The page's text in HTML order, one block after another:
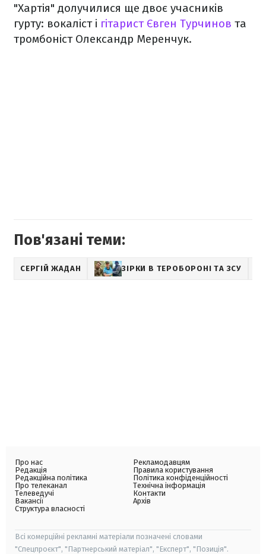
"Хартія" долучилися ще двоє учасників
гурту: вокаліст і гітарист Євген Турчинов та
тромбоніст Олександр Меренчук.
Пов'язані теми:
СЕРГІЙ ЖАДАН ЗІРКИ В ТЕРОБОРОНІ ТА ЗСУ
Про нас
Редакція
Редакційна політика
Про телеканал
Телеведучі
Вакансії
Структура власності
Рекламодавцям
Правила користування
Політика конфіденційності
Технічна інформація
Контакти
Архів
Всі комерційні рекламні матеріали позначені словами
"Спецпроєкт", "Партнерський матеріал", "Експерт", "Позиція".